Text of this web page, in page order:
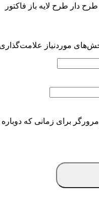
دار طرح لایه باز فاکتور
موردنیاز
برای زمانی که